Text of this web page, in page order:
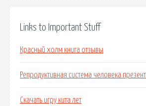
Links to Important Stuff
Красный холм книга отзывы
Репродуктивная система человека
Скачать игру кита лет